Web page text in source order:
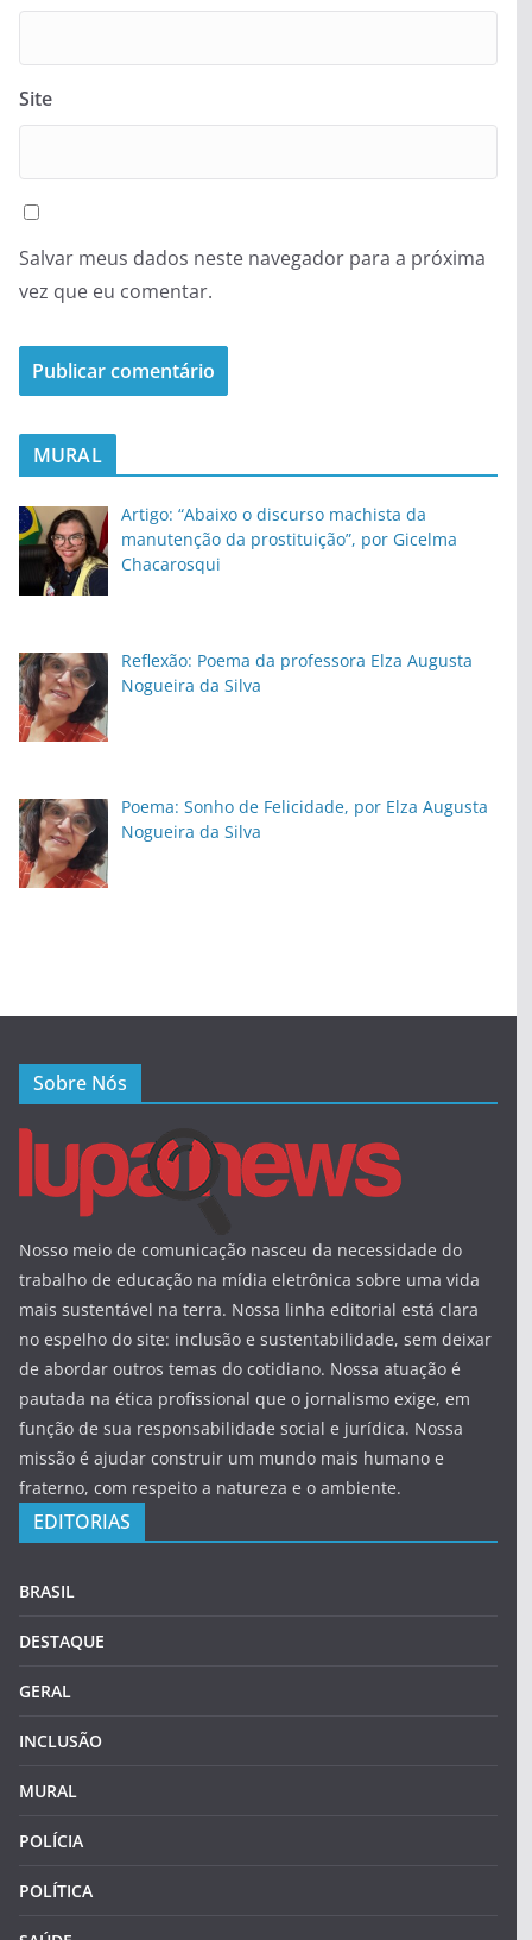
Site
Salvar meus dados neste navegador para a próxima
vez que eu comentar.
MURAL
Artigo: “Abaixo o discurso machista da
manutenção da prostituição”, por Gicelma
Chacarosqui
Reflexão: Poema da professora Elza Augusta
Nogueira da Silva
Poema: Sonho de Felicidade, por Elza Augusta
Nogueira da Silva
Sobre Nós
Nosso meio de comunicação nasceu da necessidade do
trabalho de educação na mídia eletrônica sobre uma vida
mais sustentável na terra. Nossa linha editorial está clara
no espelho do site: inclusão e sustentabilidade, sem deixar
de abordar outros temas do cotidiano. Nossa atuação é
pautada na ética profissional que o jornalismo exige, em
função de sua responsabilidade social e jurídica. Nossa
missão é ajudar construir um mundo mais humano e
fraterno, com respeito a natureza e o ambiente.
EDITORIAS
BRASIL
DESTAQUE
GERAL
INCLUSÃO
MURAL
POLÍCIA
POLÍTICA